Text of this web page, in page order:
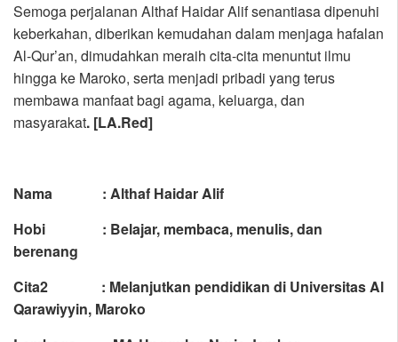
Semoga perjalanan Althaf Haidar Alif senantiasa dipenuhi
keberkahan, diberikan kemudahan dalam menjaga hafalan
Al-Qur’an, dimudahkan meraih cita-cita menuntut ilmu
hingga ke Maroko, serta menjadi pribadi yang terus
membawa manfaat bagi agama, keluarga, dan
masyarakat. [LA.Red]
Nama : Althaf Haidar Alif
Hobi : Belajar, membaca, menulis, dan
berenang
Cita2 : Melanjutkan pendidikan di Universitas Al
Qarawiyyin, Maroko